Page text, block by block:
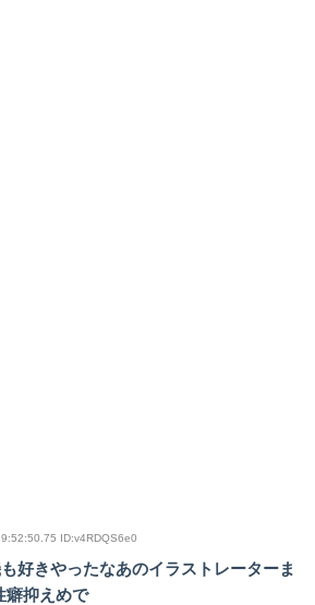
ID:v4RDQS6e0
好きやったなあのイラストレーターま
癖抑えめで